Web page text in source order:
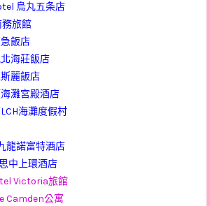
烏丸五条店
旅館
飯店
海莊飯店
麗飯店
灘宮殿酒店
海灘度假村
龍諾富特酒店
中上環酒店
Victoria旅館
Camden公寓